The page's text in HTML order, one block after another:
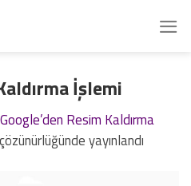
İşlemi
Google’den Resim Kaldırma
çözünürlüğünde yayınlandı